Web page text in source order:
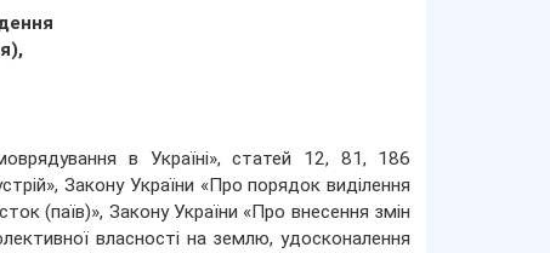
в Україні», статей 12, 81, 186
Закону України «Про порядок виділення
(паїв)», Закону України «Про внесення змін
власності на землю, удосконалення